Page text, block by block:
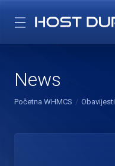
News
Početna WHMCS Obavijesti